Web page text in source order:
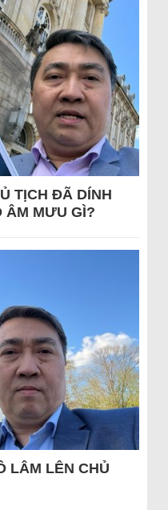
TỊCH ĐÃ DÍNH
ÂM MƯU GÌ?
LÂM LÊN CHỦ